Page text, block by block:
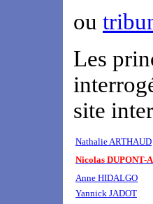
ou
Les
site
Nathalie ARTHAUD
Nicolas DUPONT-
Anne HIDALGO
Yannick JADOT